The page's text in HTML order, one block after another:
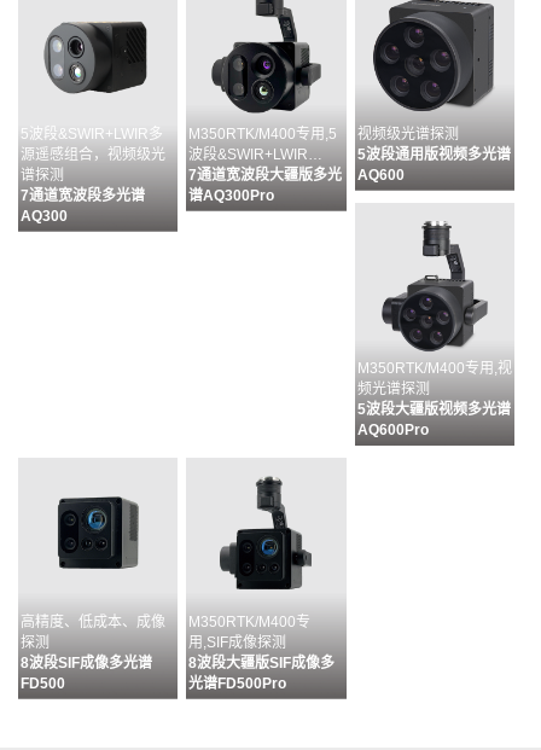
5波段&SWIR+LWIR多
源遥感组合，视频级光
谱探测
7通道宽波段多光谱
AQ300
M350RTK/M400专用,5
波段&SWIR+LWIR…
7通道宽波段大疆版多光
谱AQ300Pro
视频级光谱探测
5波段通用版视频多光谱
AQ600
M350RTK/M400专用,视
频光谱探测
5波段大疆版视频多光谱
AQ600Pro
高精度、低成本、成像
探测
8波段SIF成像多光谱
FD500
M350RTK/M400专
用,SIF成像探测
8波段大疆版SIF成像多
光谱FD500Pro